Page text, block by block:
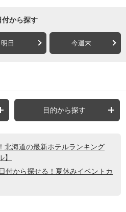
付から探す
明日 今週末
目的から探す
北海道の最新ホテルランキング
】
付から探せる！夏休みイベントカ